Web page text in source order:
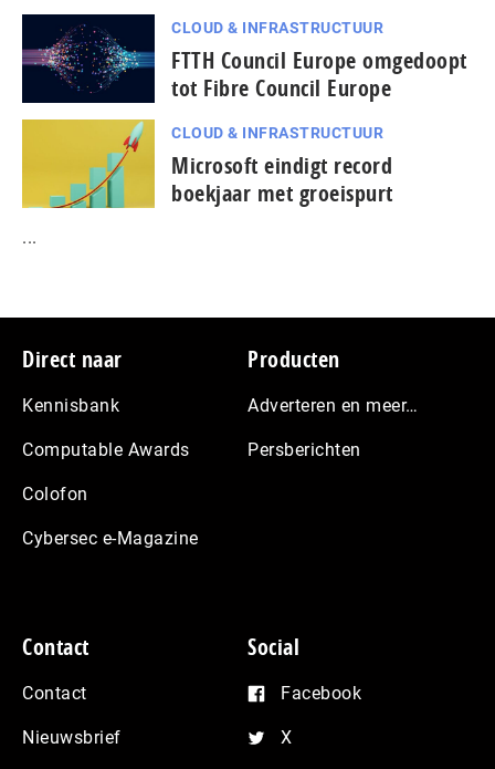
CLOUD & INFRASTRUCTUUR
FTTH Council Europe omgedoopt
tot Fibre Council Europe
CLOUD & INFRASTRUCTUUR
Microsoft eindigt record
boekjaar met groeispurt
...
Footer
Direct naar
Kennisbank
Computable Awards
Colofon
Cybersec e-Magazine
Producten
Adverteren en meer…
Persberichten
Contact
Contact
Nieuwsbrief
Social
Facebook
X